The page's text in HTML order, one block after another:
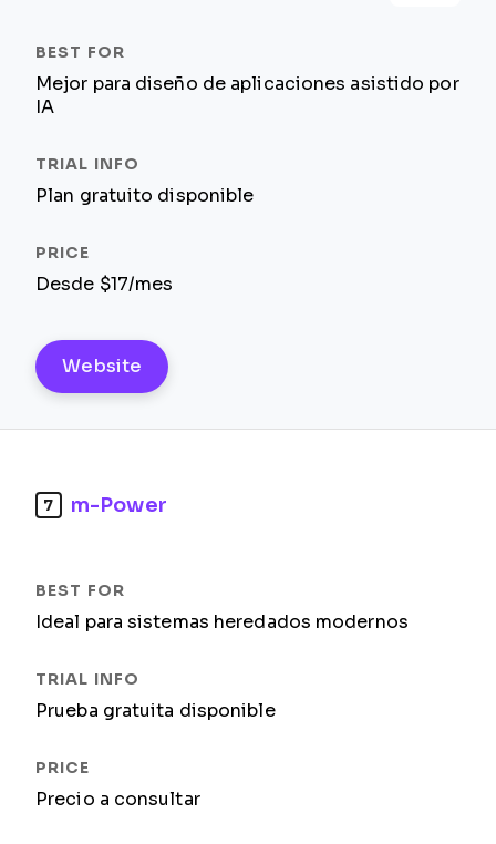
Mejor para diseño de aplicaciones asistido por
IA
Plan gratuito disponible
Desde $17/mes
Website
7 m-Power
Ideal para sistemas heredados modernos
Prueba gratuita disponible
Precio a consultar